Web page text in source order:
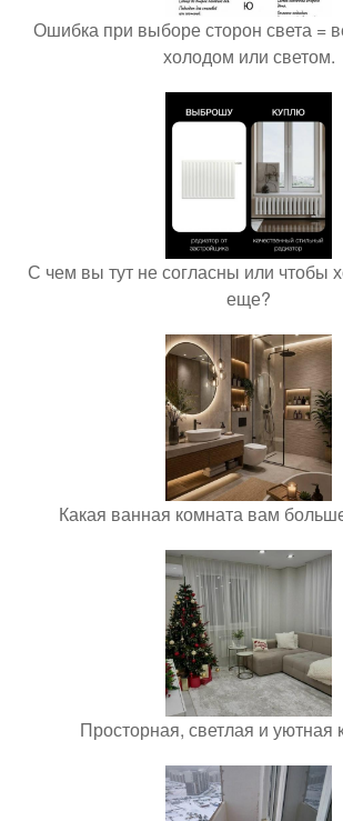
Ошибка при выборе сторон света =
холодом или светом.
С чем вы тут не согласны или чтобы
еще?
Какая ванная комната вам
Просторная, светлая и уютная